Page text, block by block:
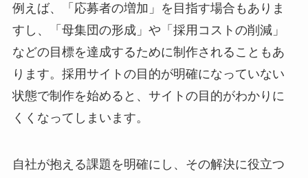
例えば、「応募者の増加」を目指す場合もありま
すし、「母集団の形成」や「採用コストの削減」
などの目標を達成するために制作されることもあ
ります。採用サイトの目的が明確になっていない
状態で制作を始めると、サイトの目的がわかりに
くくなってしまいます。
自社が抱える課題を明確にし、その解決に役立つ